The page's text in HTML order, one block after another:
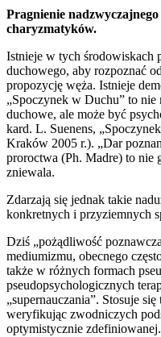
Pragnienie
charyzmatyków.
Istnieje w tych środowiskach
duchowego, aby rozpoznać
propozycję węża. Istnieje
„Spoczynek w Duchu” to
duchowe, ale może być
kard. L. Suenens,
Kraków 2005 r.). „Dar
proroctwa (Ph. Madre) to nie
zniewala.
Zdarzają się jednak takie
konkretnych i przyziemnych
Dziś „pożądliwość
mediumizmu, obecnego
także w różnych formach
pseudopsychologicznych
„supernauczania”. Stosuje
weryfikując zwodniczych
optymistycznie zdefiniowanej.